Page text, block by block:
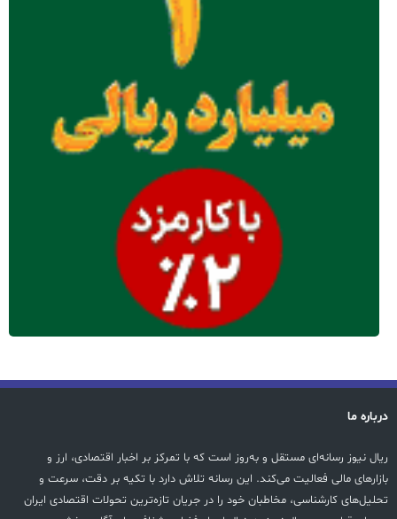
درباره ما
ریال نیوز رسانه‌ای مستقل و به‌روز است که با تمرکز بر اخبار اقتصادی، ارز و
بازارهای مالی فعالیت می‌کند. این رسانه تلاش دارد با تکیه بر دقت، سرعت و
تحلیل‌های کارشناسی، مخاطبان خود را در جریان تازه‌ترین تحولات اقتصادی ایران